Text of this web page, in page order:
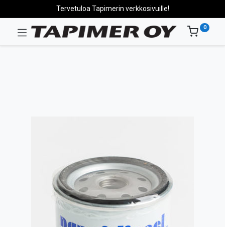
Tervetuloa Tapimerin verkkosivuille!
0